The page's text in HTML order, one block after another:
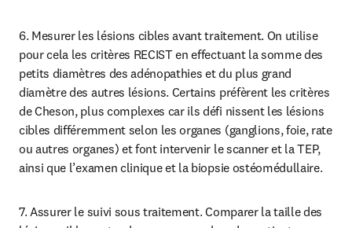
6. Mesurer les lésions cibles avant traitement. On utilise
pour cela les critères RECIST en effectuant la somme des
petits diamètres des adénopathies et du plus grand
diamètre des autres lésions. Certains préfèrent les critères
de Cheson, plus complexes car ils défi nissent les lésions
cibles différemment selon les organes (ganglions, foie, rate
ou autres organes) et font intervenir le scanner et la TEP,
ainsi que l’examen clinique et la biopsie ostéomédullaire.
7. Assurer le suivi sous traitement. Comparer la taille des